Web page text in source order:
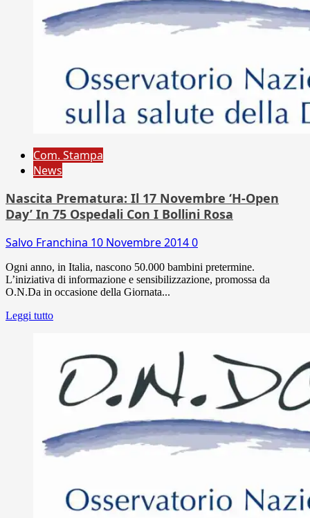
Com. Stampa
News
Nascita Prematura: Il 17 Novembre ‘H-Open
Day’ In 75 Ospedali Con I Bollini Rosa
Salvo Franchina 10 Novembre 20140
Ogni anno, in Italia, nascono 50.000 bambini pretermine.
L’iniziativa di informazione e sensibilizzazione, promossa da
O.N.Da in occasione della Giornata...
Leggi tutto